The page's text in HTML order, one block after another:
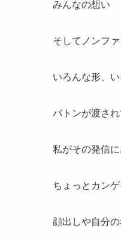
みんなの想い
そしてノンフ
いろんな形、
バトンが渡さ
私がその発信
ちょっとカンゲ
顔出しや自分